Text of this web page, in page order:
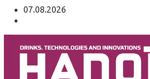
07.08.2026